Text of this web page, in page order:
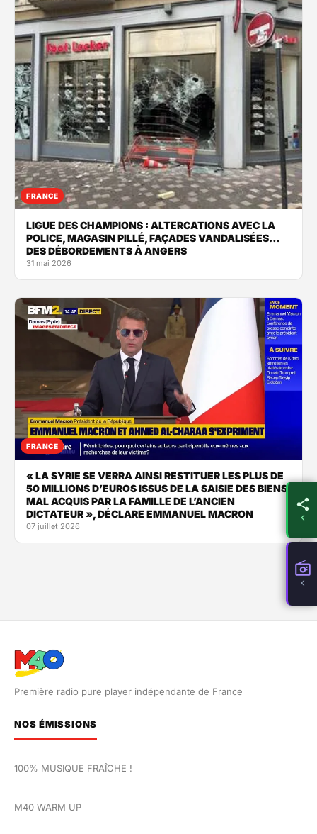
FRANCE
LIGUE DES CHAMPIONS : ALTERCATIONS AVEC LA
POLICE, MAGASIN PILLÉ, FAÇADES VANDALISÉES…
DES DÉBORDEMENTS À ANGERS
31 mai 2026
FRANCE
« LA SYRIE SE VERRA AINSI RESTITUER LES PLUS DE
50 MILLIONS D’EUROS ISSUS DE LA SAISIE DES BIENS
MAL ACQUIS PAR LA FAMILLE DE L’ANCIEN
DICTATEUR », DÉCLARE EMMANUEL MACRON
07 juillet 2026
Première radio pure player indépendante de France
NOS ÉMISSIONS
100% MUSIQUE FRAÎCHE !
M40 WARM UP